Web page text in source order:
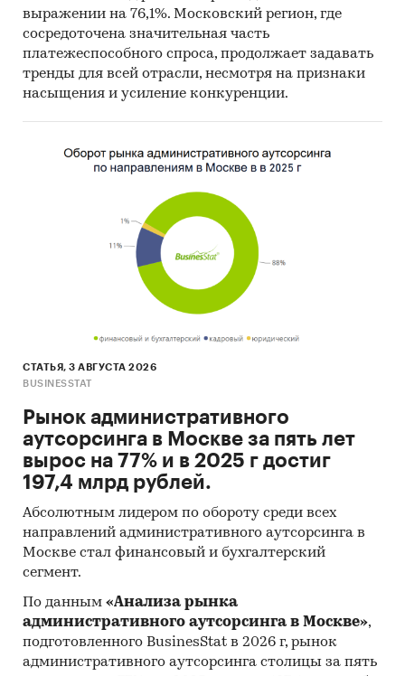
выражении на 76,1%. Московский регион, где
сосредоточена значительная часть
платежеспособного спроса, продолжает задавать
тренды для всей отрасли, несмотря на признаки
насыщения и усиление конкуренции.
СТАТЬЯ, 3 АВГУСТА 2026
BUSINESSTAT
Рынок административного
аутсорсинга в Москве за пять лет
вырос на 77% и в 2025 г достиг
197,4 млрд рублей.
Абсолютным лидером по обороту среди всех
направлений административного аутсорсинга в
Москве стал финансовый и бухгалтерский
сегмент.
По данным «Анализа рынка
административного аутсорсинга в Москве»,
подготовленного BusinesStat в 2026 г, рынок
административного аутсорсинга столицы за пять